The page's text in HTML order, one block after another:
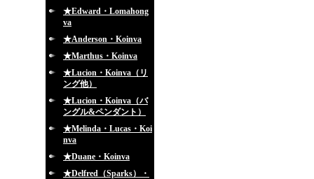
★Edward・Lomahong
va
★Anderson・Koinva
★Marthus・Koinva
★Lucion・Koinva（リ
ング他）
★Lucion・Koinva（バ
ングル&ペンダント）
★Melinda・Lucas・Koi
nva
★Duane・Koinva
★Delfred（Sparks）・